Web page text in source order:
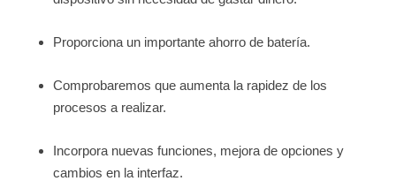
Proporciona un importante ahorro de batería.
Comprobaremos que aumenta la rapidez de los
procesos a realizar.
Incorpora nuevas funciones, mejora de opciones y
cambios en la interfaz.